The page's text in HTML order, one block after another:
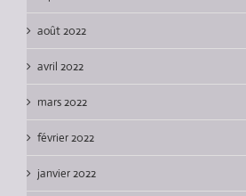
août 2022
avril 2022
mars 2022
février 2022
janvier 2022